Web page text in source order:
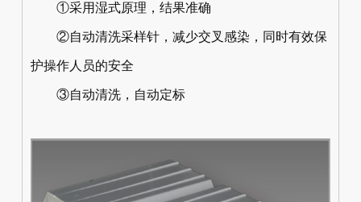
①采用湿式原理，结果准确
②自动清洗采样针，减少交叉感染，同时有效保
护操作人员的安全
③自动清洗，自动定标